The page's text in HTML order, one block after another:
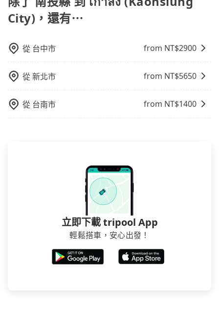
小型車，(二) 大型客車，(三) 計程車，(四) 駕駛或乘客持
有身心障礙證明、記者證或「高速公路高乘載管制」通
段和路段，建議最好配合至少兩名以上乘客。
City)，還有⋯
從 台中市 from NT$2900
從新北市 from NT$5650
從 台南市 from NT$1400
立即下載 tripool App
輕鬆搭車，安心出發！